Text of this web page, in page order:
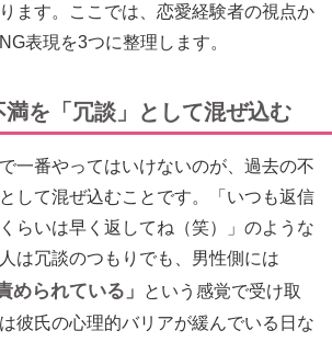
ます。ここでは、恋愛経験者の視点か
表現を3つに整理します。
を「冗談」として混ぜ込む
一番やってはいけないのが、過去の不
して混ぜ込むことです。「いつも返信
らいは早く返してね（笑）」のような
は冗談のつもりでも、男性側には
められている」
という感覚で受け取
彼氏の心理的バリアが緩んでいる日な